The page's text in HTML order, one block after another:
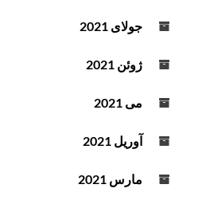
جولای 2021
ژوئن 2021
می 2021
آوریل 2021
مارس 2021